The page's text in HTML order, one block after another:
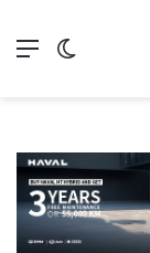
الوضع